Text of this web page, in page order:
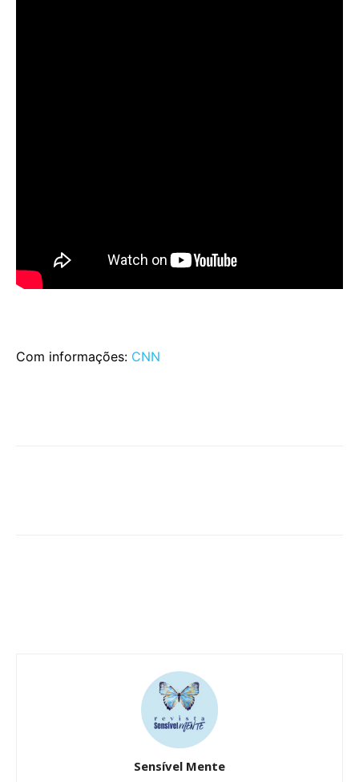
Com informações: CNN
Sensível Mente